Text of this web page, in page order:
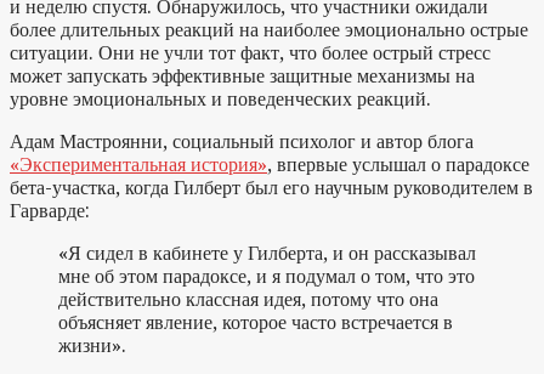
и неделю спустя. Обнаружилось, что участники ожидали
более длительных реакций на наиболее эмоционально острые
ситуации. Они не учли тот факт, что более острый стресс
может запускать эффективные защитные механизмы на
уровне эмоциональных и поведенческих реакций.
Адам Мастроянни, социальный психолог и автор блога
«Экспериментальная история», впервые услышал о парадоксе
бета-участка, когда Гилберт был его научным руководителем в
Гарварде:
«Я сидел в кабинете у Гилберта, и он рассказывал
мне об этом парадоксе, и я подумал о том, что это
действительно классная идея, потому что она
объясняет явление, которое часто встречается в
жизни».